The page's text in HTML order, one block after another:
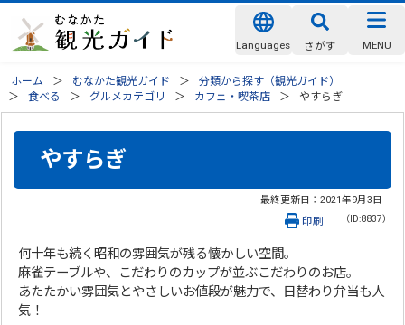
Languages さがす MENU
ホーム むなかた観光ガイド
分類から探す（観光ガイド）
食べる
グルメカテゴリ カフェ・喫茶店 やすらぎ
やすらぎ
最終更新日： 2021年9月3日
（ID:8837）
印刷
何十年も続く昭和の雰囲気が残る懐かしい空間。
麻雀テーブルや、こだわりのカップが並ぶこだわりのお店。
あたたかい雰囲気とやさしいお値段が魅力で、日替わり弁当も人
気！